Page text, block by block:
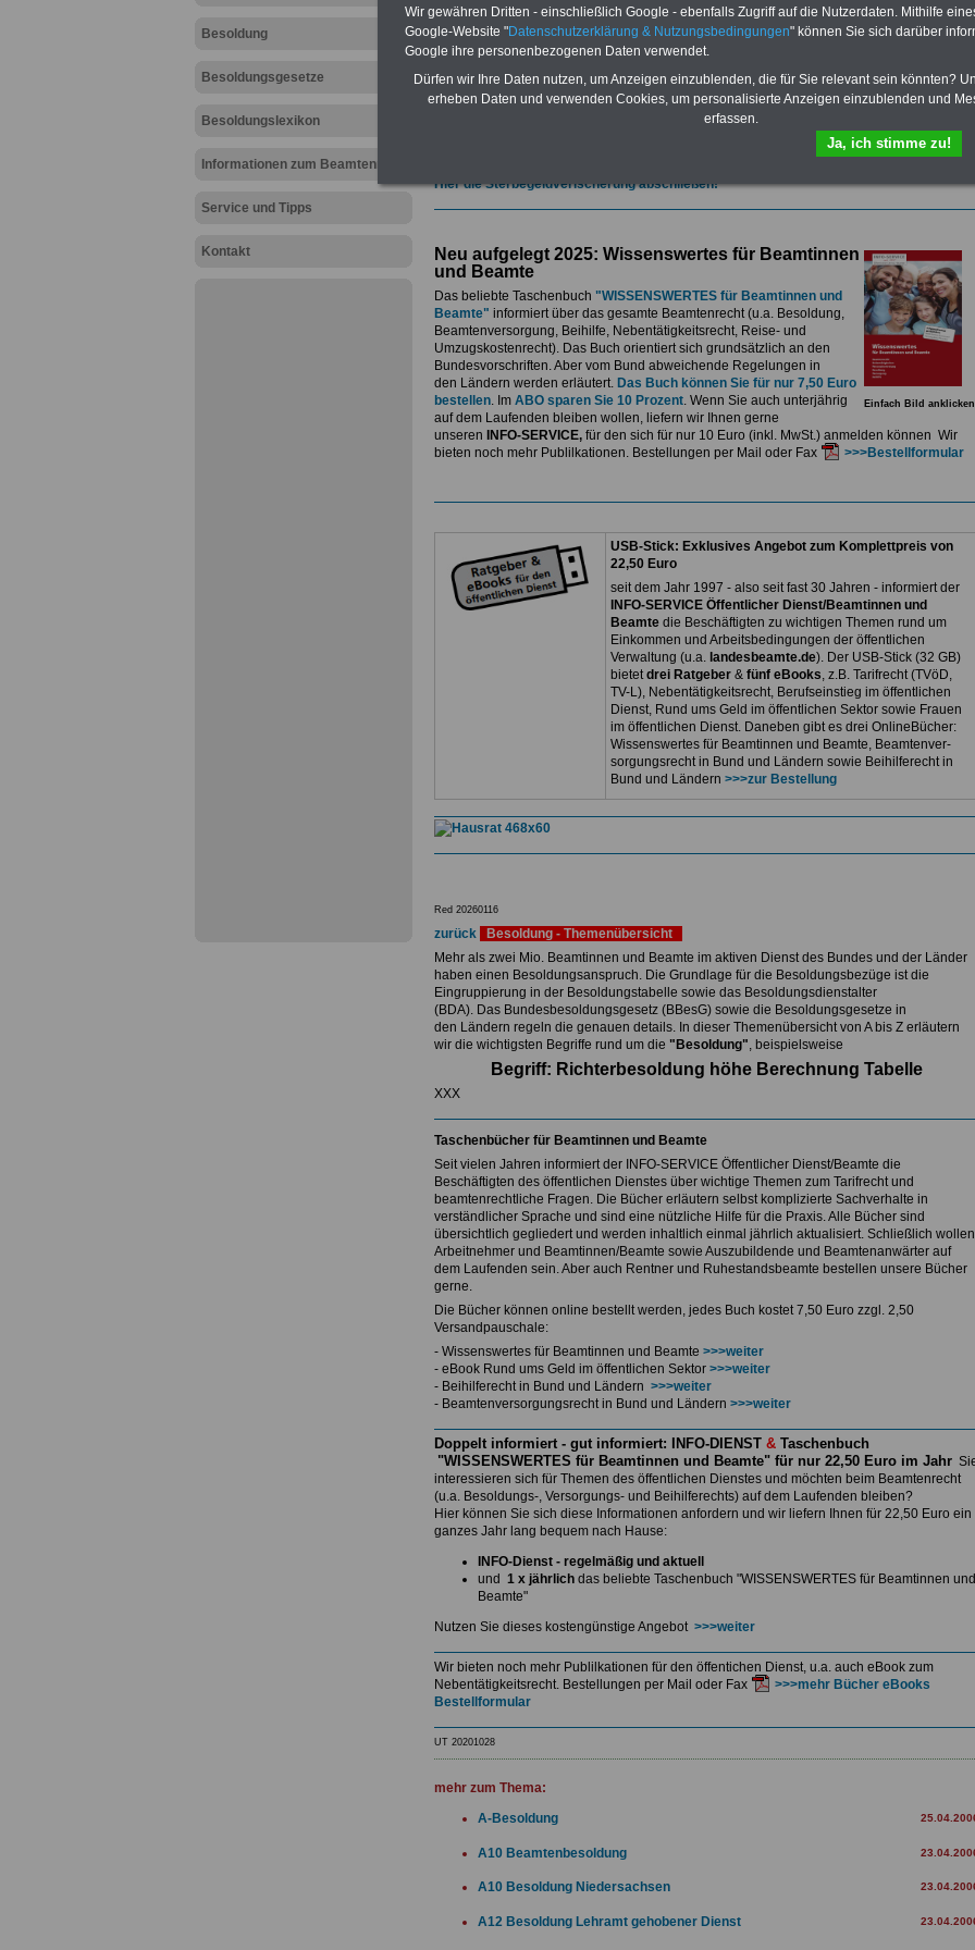
Besoldung
Besoldungsgesetze
Besoldungslexikon
Informationen zum Beamtenrecht
Service und Tipps
Kontakt
und ausdrucken:Wissenswertes zum Beamtenrecht, Besoldung, Versorgung,
Beihilfe sowieNebentätigkeitsrecht, Tarifrecht, Berufseinstieg und Frauen im
öffentlichen Dienst>>>mehr Informationen
ACHTUNG Nachzahlung für alle Beamtinnen und Beamten des Bundes wegen
amtsangemessener Alimentation
Teilweise 5-stellige Nachzahlungen für Beamtinnen & Beamte im Bund (mit Bahn,
Post, Telekom und Postbank) sowwie einigen Ländern durch die Neuordnung der
>>>zur (Vor)Bestellung
Hier die Sterbegeldverischerung abschließen!
Einfach Bild anklicken
Neu aufgelegt 2025: Wissenswertes für Beamtinnen
und Beamte
Das beliebte Taschenbuch "WISSENSWERTES für Beamtinnen und
Beamte" informiert über das gesamte Beamtenrecht (u.a. Besoldung,
Beamtenversorgung, Beihilfe, Nebentätigkeitsrecht, Reise- und
Umzugskostenrecht). Das Buch orientiert sich grundsätzlich an den
Bundesvorschriften. Aber vom Bund abweichende Regelungen in
den Ländern werden erläutert. Das Buch können Sie für nur 7,50 Euro
bestellen. Im ABO sparen Sie 10 Prozent. Wenn Sie auch unterjährig
auf dem Laufenden bleiben wollen, liefern wir Ihnen gerne
unseren
INFO-SERVICE, für den sich für nur 10 Euro (inkl. MwSt.) anmelden können Wir
bieten noch mehr Publilkationen. Bestellungen per Mail oder Fax
>>>Bestellformular
USB-Stick: Exklusives Angebot zum Komplettpreis von
22,50 Euro
seit dem Jahr 1997 - also seit fast 30 Jahren - informiert der
INFO-SERVICE Öffentlicher Dienst/Beamtinnen und
Beamtedie Beschäftigten zu wichtigen Themen rund um
Einkommen und Arbeitsbedingungen der öffentlichen
Verwaltung (u.a. landesbeamte.de). Der USB-Stick (32 GB)
bietetdrei Ratgeber& fünf eBooks, z.B. Tarifrecht (TVöD,
TV-L), Nebentätigkeitsrecht, Berufseinstieg im öffentlichen
Dienst, Rund ums Geld im öffentlichen Sektor sowie Frauen
im öffentlichen Dienst. Daneben gibt es drei OnlineBücher:
Wissenswertes für Beamtinnen und Beamte, Beamtenver-
sorgungsrecht in Bund und Ländern sowie Beihilferecht in
Bund und Ländern >>>zur Bestellung
Red 20260116
zurück
Besoldung - Themenübersicht
Mehr als zwei Mio. Beamtinnen und Beamte im aktiven Dienst des Bundes und der Länder
haben einen Besoldungsanspruch. Die Grundlage für die Besoldungsbezüge ist die
Eingruppierung in der Besoldungstabelle sowie das Besoldungsdienstalter
(BDA). Das Bundesbesoldungsgesetz (BBesG) sowie die Besoldungsgesetze in
den Ländern regeln die genauen details. In dieser Themenübersicht von A bis Z erläutern
wir die wichtigsten Begriffe rund um die "Besoldung", beispielsweise
Begriff: Richterbesoldung höhe Berechnung Tabelle
XXX
Taschenbücher für Beamtinnen und Beamte
Seit vielen Jahren informiert der INFO-SERVICE Öffentlicher Dienst/Beamte die
Beschäftigten des öffentlichen Dienstes über wichtige Themen zum Tarifrecht und
beamtenrechtliche Fragen. Die Bücher erläutern selbst komplizierte Sachverhalte in
verständlicher Sprache und sind eine nützliche Hilfe für die Praxis. Alle Bücher sind
übersichtlich gegliedert und werden inhaltlich einmal jährlich aktualisiert. Schließlich wollen
Arbeitnehmer und Beamtinnen/Beamte sowie Auszubildende und Beamtenanwärter auf
dem Laufenden sein. Aber auch Rentner und Ruhestandsbeamte bestellen unsere Bücher
gerne.
Die Bücher können online bestellt werden, jedes Buch kostet 7,50 Euro zzgl. 2,50
Versandpauschale:
- Wissenswertes für Beamtinnen und Beamte >>>weiter
- eBook Rund ums Geld im öffentlichen Sektor >>>weiter
- Beihilferecht in Bund und Ländern >>>weiter
- Beamtenversorgungsrecht in Bund und Ländern >>>weiter
Doppelt informiert - gut informiert: INFO-DIENST &Taschenbuch
"WISSENSWERTES für Beamtinnen und Beamte" für nur 22,50 Euro im Jahr
interessieren sich für Themen des öffentlichen Dienstes und möchten beim Beamtenrecht
(u.a. Besoldungs-, Versorgungs- und Beihilferechts) auf dem Laufenden bleiben?
Hier können Sie sich diese Informationen anfordern und wir liefern Ihnen für 22,50 Euro ein
ganzes Jahr lang bequem nach Hause:
INFO-Dienst - regelmäßig und aktuell
und 1 x jährlich das beliebte Taschenbuch "WISSENSWERTES für Beamtinnen und
Beamte"
Nutzen Sie dieses kostengünstige Angebot >>>weiter
Wir bieten noch mehr Publilkationen für den öffentichen Dienst, u.a. auch eBook zum
Nebentätigkeitsrecht. Bestellungen per Mail oder Fax
>>>mehr Bücher eBooks
Bestellformular
UT 20201028
mehr zum Thema:
A-Besoldung
A10 Beamtenbesoldung
A10 Besoldung Niedersachsen
A12 Besoldung Lehramt gehobener Dienst
Wir gewähren Dritten - einschließlich Google - ebenfalls Zugriff auf die Nutzerdaten. Mithilfe
Google-Website "Datenschutzerklärung & Nutzungsbedingungen" können Sie sich darüber
Google ihre personenbezogenen Daten verwendet.
Dürfen wir Ihre Daten nutzen, um Anzeigen einzublenden, die für Sie relevant sein könnten?
erheben Daten und verwenden Cookies, um personalisierte Anzeigen einzublenden und
erfassen.
Ja, ich stimme zu!